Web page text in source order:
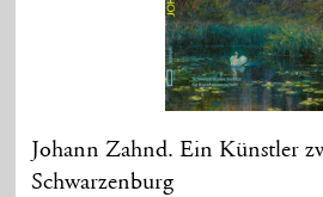
Johann Zahnd. Ein Künstler
Schwarzenburg